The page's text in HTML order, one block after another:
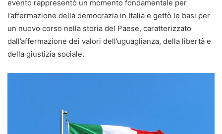
evento rappresentò un momento fondamentale per
l’affermazione della democrazia in Italia e gettò le basi per
un nuovo corso nella storia del Paese, caratterizzato
dall’affermazione dei valori dell’uguaglianza, della libertà e
della giustizia sociale.